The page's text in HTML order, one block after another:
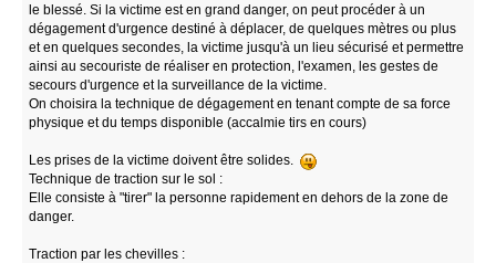
le blessé. Si la victime est en grand danger, on peut procéder à un
dégagement d'urgence destiné à déplacer, de quelques mètres ou plus
et en quelques secondes, la victime jusqu'à un lieu sécurisé et permettre
ainsi au secouriste de réaliser en protection, l'examen, les gestes de
secours d'urgence et la surveillance de la victime.
On choisira la technique de dégagement en tenant compte de sa force
physique et du temps disponible (accalmie tirs en cours)
Les prises de la victime doivent être solides.
Technique de traction sur le sol :
Elle consiste à "tirer" la personne rapidement en dehors de la zone de
danger.
Traction par les chevilles :